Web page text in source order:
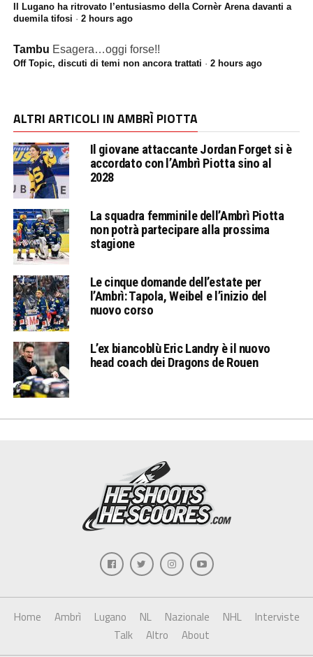
Il Lugano ha ritrovato l’entusiasmo della Cornèr Arena davanti a
duemila tifosi · 2 hours ago
Tambu Esagera…oggi forse!!
Off Topic, discuti di temi non ancora trattati · 2 hours ago
ALTRI ARTICOLI IN AMBRÌ PIOTTA
Il giovane attaccante Jordan Forget si è
accordato con l’Ambrì Piotta sino al
2028
La squadra femminile dell’Ambrì Piotta
non potrà partecipare alla prossima
stagione
Le cinque domande dell’estate per
l’Ambrì: Tapola, Weibel e l’inizio del
nuovo corso
L’ex biancoblù Eric Landry è il nuovo
head coach dei Dragons de Rouen
Home Ambrì Lugano NL Nazionale NHL
Interviste
Talk
Altro About